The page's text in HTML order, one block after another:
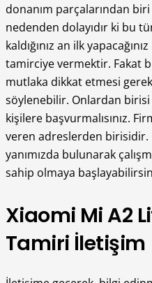
donanım parçalarından
nedenden dolayıdır ki bu
kaldığınız an ilk
tamirciye vermektir. Fakat
mutlaka dikkat etmesi
söylenebilir. Onlardan
kişilere başvurmalısınız.
veren adreslerden birisidir.
yanımızda bulunarak
sahip olmaya
Xiaomi Mi A2
Tamiri İletişim